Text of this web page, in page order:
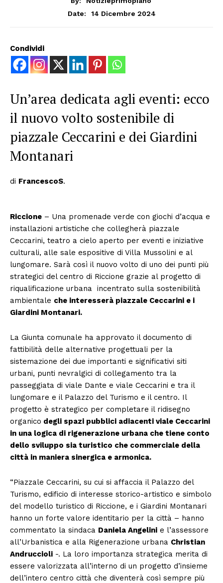
Date:
14 Dicembre 2024
Condividi
Un’area dedicata agli eventi: ecco
il nuovo volto sostenibile di
piazzale Ceccarini e dei Giardini
Montanari
di FrancescoS.
Riccione – Una promenade verde con giochi d’acqua e
installazioni artistiche che collegherà piazzale
Ceccarini, teatro a cielo aperto per eventi e iniziative
culturali, alle sale espositive di Villa Mussolini e al
lungomare. Sarà così il nuovo volto di uno dei punti più
strategici del centro di Riccione grazie al progetto di
riqualificazione urbana incentrato sulla sostenibilità
ambientale che interesserà piazzale Ceccarini e i
Giardini Montanari.
La Giunta comunale ha approvato il documento di
fattibilità delle alternative progettuali per la
sistemazione dei due importanti e significativi siti
urbani, punti nevralgici di collegamento tra la
passeggiata di viale Dante e viale Ceccarini e tra il
lungomare e il Palazzo del Turismo e il centro. Il
progetto è strategico per completare il ridisegno
organico degli spazi pubblici adiacenti viale Ceccarini
in una logica di rigenerazione urbana che tiene conto
dello sviluppo sia turistico che commerciale della
città in maniera sinergica e armonica.
“Piazzale Ceccarini, su cui si affaccia il Palazzo del
Turismo, edificio di interesse storico-artistico e simbolo
del modello turistico di Riccione, e i Giardini Montanari
hanno un forte valore identitario per la città – hanno
commentato la sindaca Daniela Angelini e l’assessore
all’Urbanistica e alla Rigenerazione urbana Christian
Andruccioli -. La loro importanza strategica merita di
essere valorizzata all’interno di un progetto d’insieme
dell’intero centro città che diventerà così sempre più